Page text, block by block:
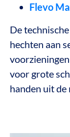
Flevo
De
hechten aan
voor grote
handen uit de